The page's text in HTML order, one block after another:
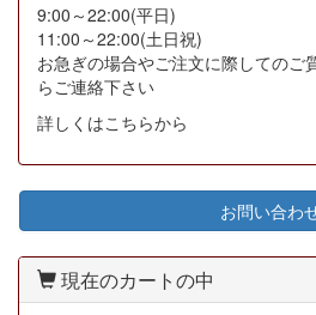
9:00～22:00(平日)
11:00～22:00(土日祝)
お急ぎの場合やご注文に際してのご
らご連絡下さい
詳しくはこちらから
お問い合わ
現在のカートの中